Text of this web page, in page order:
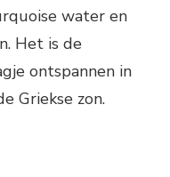
water en
Het is de
ontspannen in
Griekse zon.